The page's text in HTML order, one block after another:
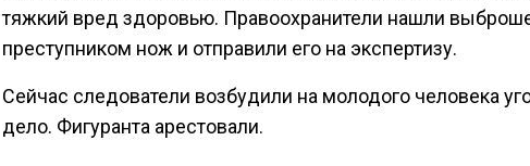
тяжкий вред здоровью. Правоохранители нашли
преступником нож и отправили его на экспертизу.
Сейчас следователи возбудили на молодого человека
дело. Фигуранта арестовали.